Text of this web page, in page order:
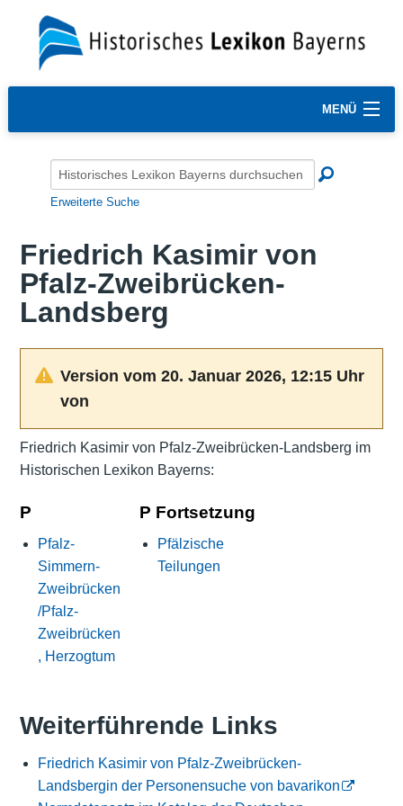
MENÜ
Erweiterte Suche
Friedrich Kasimir von
Pfalz-Zweibrücken-
Landsberg
Version vom 20. Januar 2026, 12:15 Uhr
von
Friedrich Kasimir von Pfalz-Zweibrücken-Landsberg im
Historischen Lexikon Bayerns:
P
Pfalz-
Simmern-
Zweibrücken
/Pfalz-
Zweibrücken
, Herzogtum
P Fortsetzung
Pfälzische
Teilungen
Weiterführende Links
Friedrich Kasimir von Pfalz-Zweibrücken-
Landsbergin der Personensuche von bavarikon